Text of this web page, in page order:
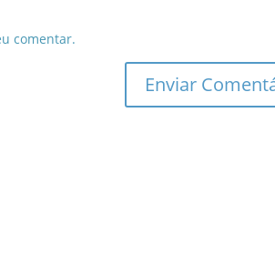
comentar.